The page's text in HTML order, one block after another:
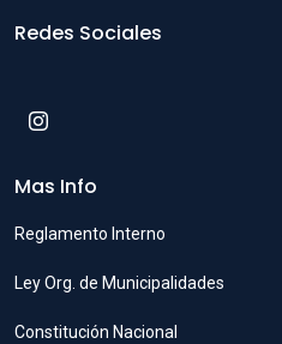
Redes Sociales
Mas Info
Reglamento Interno
Ley Org. de Municipalidades
Constitución Nacional